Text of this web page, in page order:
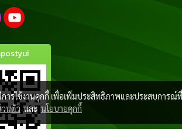
ารใช้งานคุกกี้ เพื่อเพิ่มประสิทธิภาพและประสบการณ์
นตัว และนโยบายคุกกี้